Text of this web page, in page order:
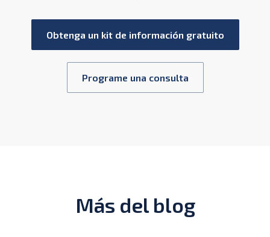
Obtenga un kit de información gratuito
Programe una consulta
Más del blog